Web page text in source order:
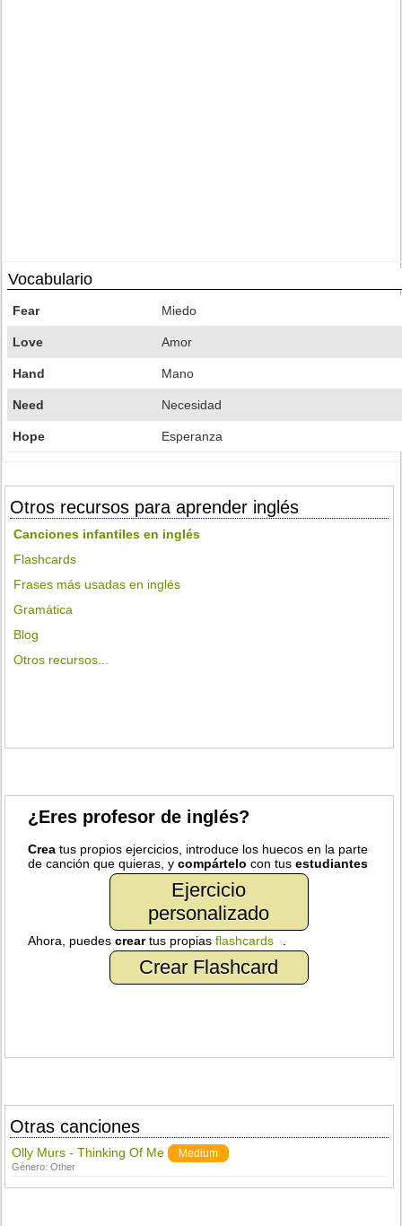
Vocabulario
Fear Miedo
Love Amor
Hand Mano
Need Necesidad
Hope Esperanza
Otros recursos para aprender inglés
Canciones infantiles en inglés
Flashcards
Frases más usadas en inglés
Gramática
Blog
Otros recursos...
¿Eres profesor de inglés?
Crea tus propios ejercicios, introduce los huecos en la parte
de canción que quieras, ycompártelo con tusestudiantes
Ejercicio
personalizado
Ahora, puedescreartus propiasflashcards
Crear Flashcard
Otras canciones
Olly Murs - Thinking Of Me Medium
Género:Other